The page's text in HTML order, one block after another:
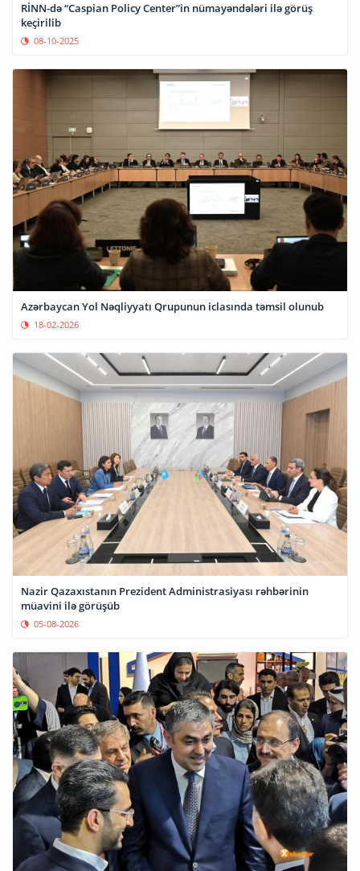
RİNN-də “Caspian Policy Center”in nümayəndələri ilə görüş
keçirilib
08-10-2025
Azərbaycan Yol Nəqliyyatı Qrupunun iclasında təmsil olunub
18-02-2026
Nazir Qazaxıstanın Prezident Administrasiyası rəhbərinin
müavini ilə görüşüb
05-08-2026